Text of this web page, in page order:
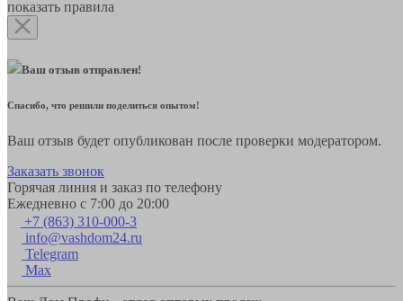
показать правила
Ваш отзыв отправлен!
Спасибо, что решили поделиться опытом!
Ваш отзыв будет опубликован после проверки модератором.
Заказать звонок
Горячая линия и заказ по телефону
Ежедневно с 7:00 до 20:00
+7 (863) 310-000-3
info@vashdom24.ru
Telegram
Max